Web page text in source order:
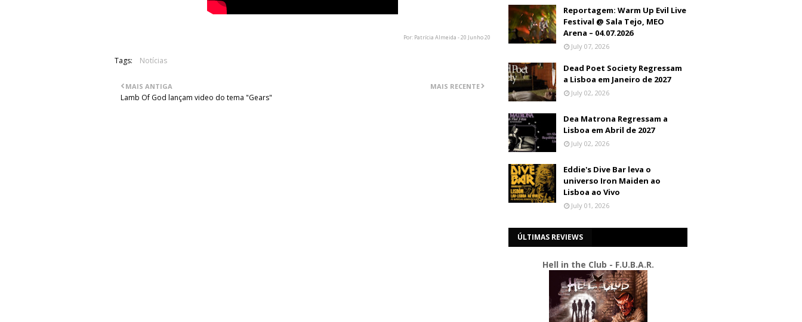
Por: Patrícia Almeida - 20 Junho 20
Tags: Notícias
MAIS RECENTE
MAIS ANTIGA
Lamb Of God lançam video do tema "Gears"
Reportagem: Warm Up Evil Live
Festival @ Sala Tejo, MEO
Arena – 04.07.2026
July 07, 2026
Dead Poet Society Regressam
a Lisboa em Janeiro de 2027
July 02, 2026
Dea Matrona Regressam a
Lisboa em Abril de 2027
July 02, 2026
Eddie's Dive Bar leva o
universo Iron Maiden ao
Lisboa ao Vivo
July 01, 2026
ÚLTIMAS REVIEWS
Hell in the Club - F.U.B.A.R.